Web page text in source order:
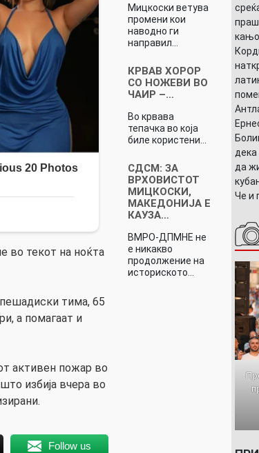
во текот на ноќта
тима, 65
а помагаат и
активен пожар во
избија вчера во
Follow us
Мицкоски ветува
промени кои
наводно ги
направил…
КРВАВ ХОРОР
СО НОЖЕВИ ВО
ЧАИР –…
Во крвава
тепачка во која
биле користени…
СДСМ: ЗА
ВРХОВИСТОТ
МИЦКОСКИ,
МАКЕДОНИЈА Е
КАУЗА…
ВМРО-ДПМНЕ не
е никакво
продолжение на
историското…
да
Че и